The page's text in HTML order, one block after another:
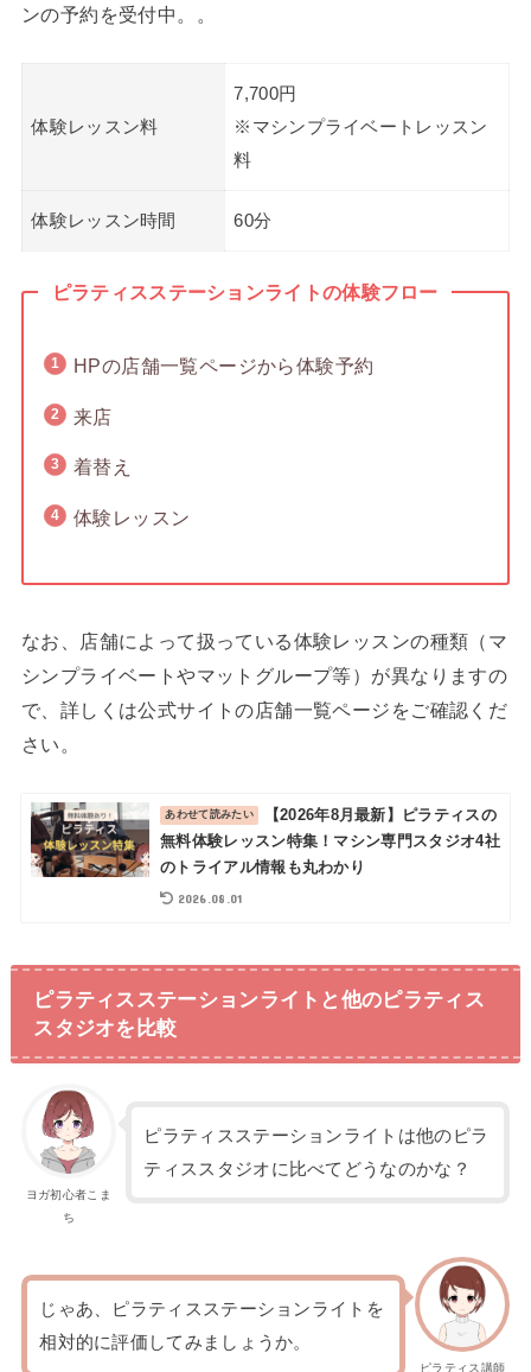
ンの予約を受付中。。
体験レッスン料
7,700円
※マシンプライベートレッスン
料
体験レッスン時間 60分
ピラティスステーションライトの体験フロー
HPの店舗一覧ページから体験予約
来店
着替え
体験レッスン
なお、店舗によって扱っている体験レッスンの種類（マ
シンプライベートやマットグループ等）が異なりますの
で、詳しくは公式サイトの店舗一覧ページをご確認くだ
さい。
【2026年8月最新】ピラティスの
無料体験レッスン特集！マシン専門スタジオ4社
のトライアル情報も丸わかり
2026.08.01
ピラティスステーションライトと他のピラティス
スタジオを比較
ヨガ初心者こま
ち
ピラティスステーションライトは他のピラ
ティススタジオに比べてどうなのかな？
ピラティス講師
じゃあ、ピラティスステーションライトを
相対的に評価してみましょうか。